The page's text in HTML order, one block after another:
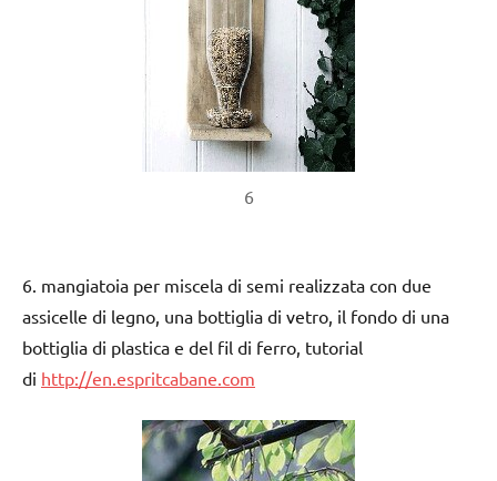
6
6. mangiatoia per miscela di semi realizzata con due
assicelle di legno, una bottiglia di vetro, il fondo di una
bottiglia di plastica e del fil di ferro, tutorial
di http://en.espritcabane.com